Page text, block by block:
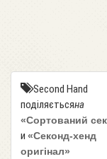
Second Hand
поділяєтьсяна
«Сортований
и «Секонд-хенд
оригінал»